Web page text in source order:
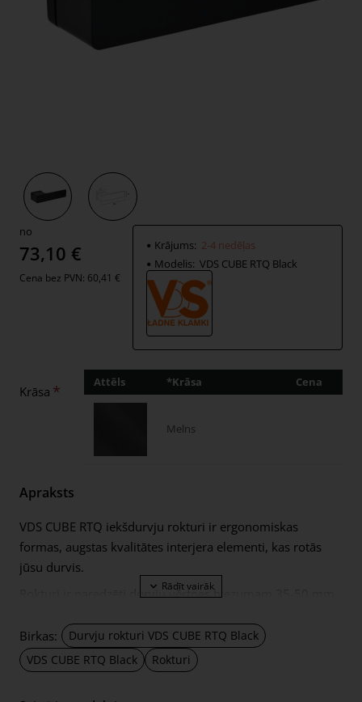
2-4 nedēļas
no
73,10 €
Cena bez PVN: 60,41 €
Krājums: 2-4 nedēļas
Modelis: VDS CUBE RTQ Black
Krāsa
Attēls *Krāsa Cena
Melns
Apraksts
VDS CUBE RTQ iekšdurvju rokturi ir ergonomiskas
formas, augstas kvalitātes interjera elementi, kas rotās
jūsu durvis.
Rokturi ir paredzēti durvju vērtnes biezumam 35-50 mm.
pašizlīdzinošām atsperēm. Rokturi ar 9 mm biezām
taisnstūra formas metāla rozetēm.
Birkas:
Durvju rokturi VDS CUBE RTQ Black
VDS CUBE RTQ Black
Rokturi